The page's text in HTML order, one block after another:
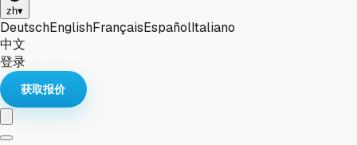
zh▾
DeutschEnglishFrançaisEspañolItaliano
中文
登录
获取报价